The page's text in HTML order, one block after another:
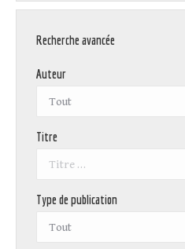
Recherche avancée
Auteur
Titre
Type de publication